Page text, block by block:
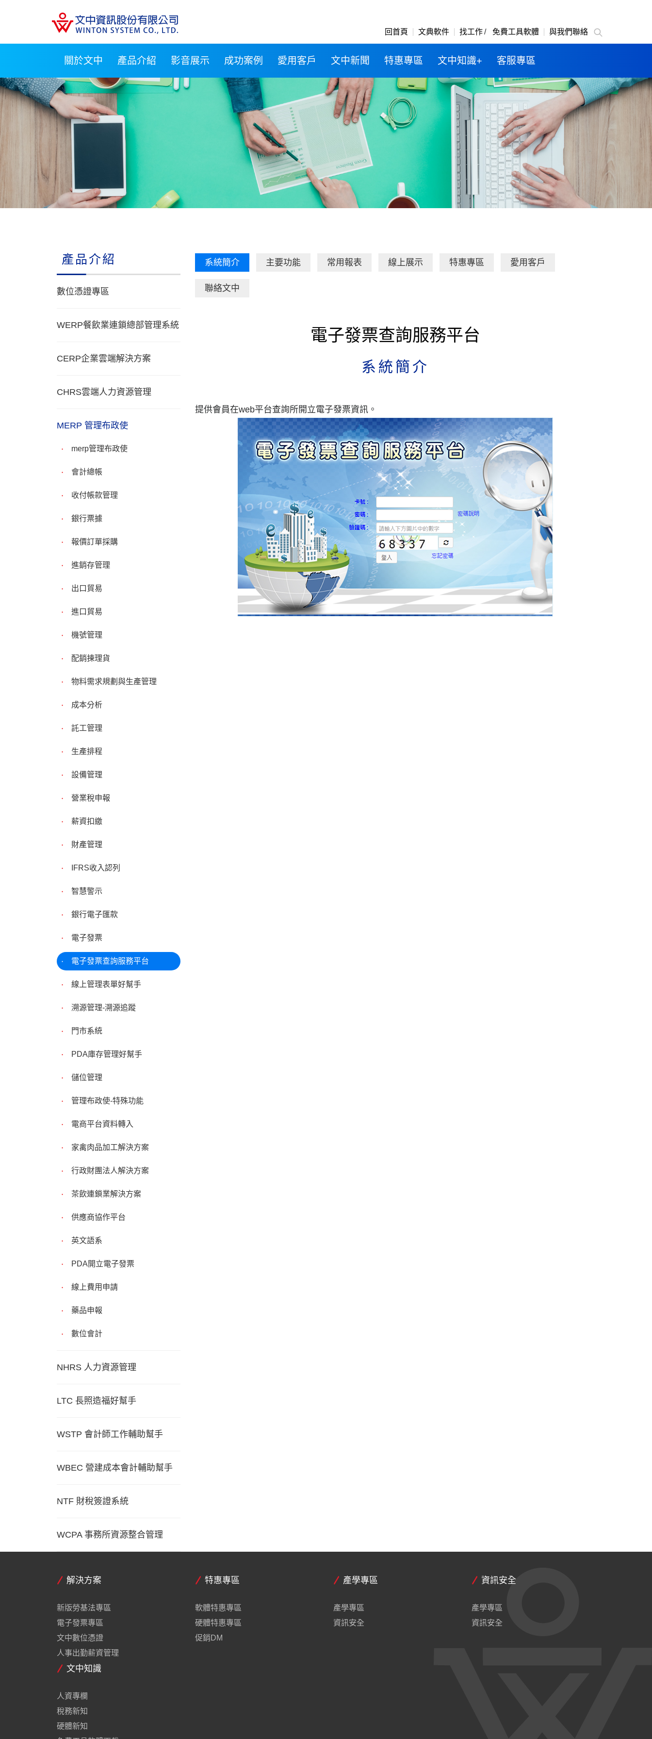
回首頁 文典軟件 找工作 免費工具軟體 與我們聯絡
關於文中 產品介紹 影音展示 成功案例 愛用客戶 文中新聞 特惠專區 文中知識+ 客服專區
產品介紹
數位憑證專區
WERP餐飲業連鎖總部管理系統
CERP企業雲端解決方案
CHRS雲端人力資源管理
MERP 管理布政使
merp管理布政使
會計總帳
收付帳款管理
銀行票據
報價訂單採購
進銷存管理
出口貿易
進口貿易
機號管理
配銷揀理貨
物料需求規劃與生產管理
成本分析
託工管理
生產排程
設備管理
營業稅申報
薪資扣繳
財產管理
IFRS收入認列
智慧警示
銀行電子匯款
電子發票
電子發票查詢服務平台
線上管理表單好幫手
溯源管理-溯源追蹤
門市系統
PDA庫存管理好幫手
儲位管理
管理布政使-特殊功能
電商平台資料轉入
家禽肉品加工解決方案
行政財團法人解決方案
茶飲連鎖業解決方案
供應商協作平台
英文語系
PDA開立電子發票
線上費用申請
藥品申報
數位會計
NHRS 人力資源管理
LTC 長照造福好幫手
WSTP 會計師工作輔助幫手
WBEC 營建成本會計輔助幫手
NTF 財稅簽證系統
WCPA 事務所資源整合管理
系統簡介 主要功能 常用報表 線上展示 特惠專區 愛用客戶
聯絡文中
電子發票查詢服務平台
系統簡介
提供會員在web平台查詢所開立電子發票資訊。
解決方案
新版勞基法專區
電子發票專區
文中數位憑證
人事出勤薪資管理
特惠專區
軟體特惠專區
硬體特惠專區
促銷DM
產學專區
產學專區
資訊安全
資訊安全
產學專區
資訊安全
文中知識
人資專欄
稅務新知
硬體新知